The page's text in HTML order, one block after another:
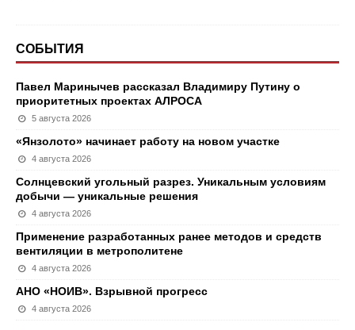
СОБЫТИЯ
Павел Маринычев рассказал Владимиру Путину о
приоритетных проектах АЛРОСА
5 августа 2026
«Янзолото» начинает работу на новом участке
4 августа 2026
Солнцевский угольный разрез. Уникальным условиям
добычи — уникальные решения
4 августа 2026
Применение разработанных ранее методов и средств
вентиляции в метрополитене
4 августа 2026
АНО «НОИВ». Взрывной прогресс
4 августа 2026